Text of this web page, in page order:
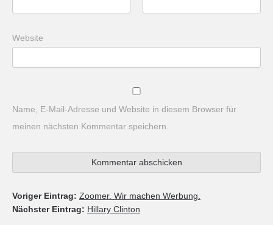
Website
Name, E-Mail-Adresse und Website in diesem Browser für
meinen nächsten Kommentar speichern.
Voriger Eintrag: Zoomer. Wir machen Werbung.
Nächster Eintrag: Hillary Clinton